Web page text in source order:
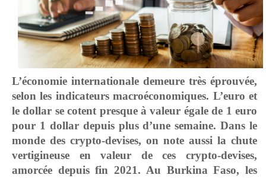
L’économie internationale demeure très éprouvée,
selon les indicateurs macroéconomiques. L’euro et
le dollar se cotent presque à valeur égale de 1 euro
pour 1 dollar depuis plus d’une semaine. Dans le
monde des crypto-devises, on note aussi la chute
vertigineuse en valeur de ces crypto-devises,
amorcée depuis fin 2021. Au Burkina Faso, les